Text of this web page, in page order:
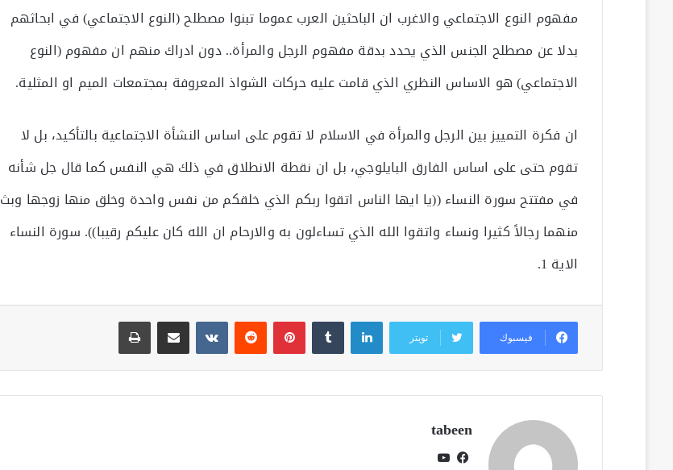
مفهوم النوع الاجتماعي والاغرب ان الباحثين العرب عموما تبنوا مصطلح (النوع الاجتماعي) في ابحاثهم
بدلا عن مصطلح الجنس الذي يحدد بدقة مفهوم الرجل والمرأة.. دون ادراك منهم ان مفهوم (النوع
الاجتماعي) هو الاساس النظري الذي قامت عليه حركات الشواذ المعروفة بمجتمعات الميم او المثلية.
ان فكرة التمييز بين الرجل والمرأة في الاسلام لا تقوم على اساس النشأة الاجتماعية بالتأكيد، بل لا
تقوم حتى على اساس الفارق البايلوجي، بل ان نقطة الانطلاق في ذلك هي النفس كما قال جل شأنه
في مفتتح سورة النساء ((يا ايها الناس اتقوا ربكم الذي خلقكم من نفس واحدة وخلق منها زوجها وبث
منهما رجالاً كثيرا ونساء واتقوا الله الذي تساءلون به والارحام ان الله كان عليكم رقيبا)). سورة النساء
الاية 1.
فيسبوك تويتر
لينكدإن ‏Tumblr بينتيريست
‏Reddit
‏VKontakte مشاركة عبر البريد طباعة
tabeen
فيسبوك